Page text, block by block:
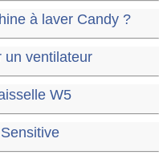
à laver Candy ?
un ventilateur
W5